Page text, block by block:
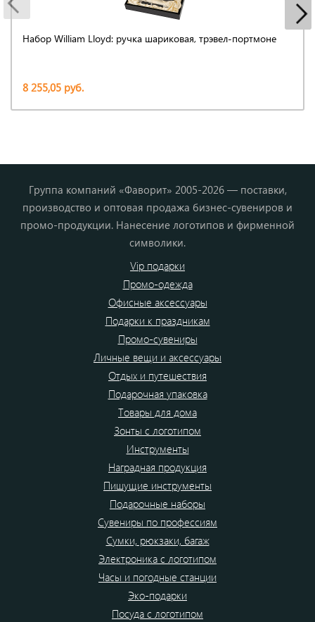
Набор William Lloyd: ручка шариковая, трэвел-портмоне
8 255,05 руб.
Группа компаний «Фаворит» 2005-2026 — поставки,
производство и оптовая продажа бизнес-сувениров и
промо-продукции. Нанесение логотипов и фирменной
символики.
Vip подарки
Промо-одежда
Офисные аксессуары
Подарки к праздникам
Промо-сувениры
Личные вещи и аксессуары
Отдых и путешествия
Подарочная упаковка
Товары для дома
Зонты с логотипом
Инструменты
Наградная продукция
Пишущие инструменты
Подарочные наборы
Сувениры по профессиям
Сумки, рюкзаки, багаж
Электроника с логотипом
Часы и погодные станции
Эко-подарки
Посуда с логотипом